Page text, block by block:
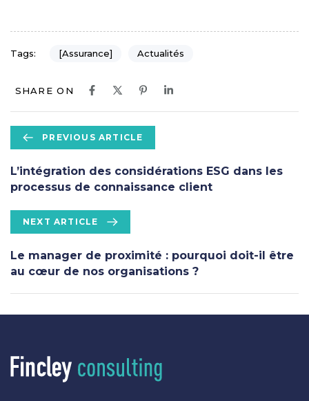
Tags: [Assurance] Actualités
SHARE ON
r
e
i
o
A
r
t
e
PREVIOUS ARTICLE
L’intégration des considérations ESG dans les
processus de connaissance client
e
x
r
t
l
e
NEXT ARTICLE
Le manager de proximité : pourquoi doit-il être
au cœur de nos organisations ?